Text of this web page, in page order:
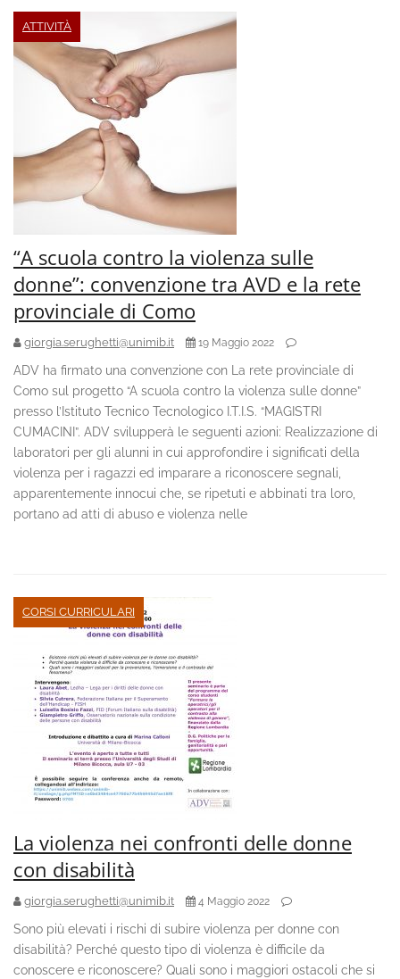
ATTIVITÀ
“A scuola contro la violenza sulle
donne”: convenzione tra AVD e la rete
provinciale di Como
giorgia.serughetti@unimib.it 19 Maggio 2022
ADV ha firmato una convenzione con La rete provinciale di
Como sul progetto “A scuola contro la violenza sulle donne”
presso l’Istituto Tecnico Tecnologico I.T.I.S. “MAGISTRI
CUMACINI”. ADV svilupperà le seguenti azioni: Realizzazione di
laboratori per gli alunni in cui approfondire i significati della
violenza per i ragazzi ed imparare a riconoscere segnali,
apparentemente innocui che, se ripetuti e abbinati tra loro,
portano ad atti di abuso e violenza nelle
CORSI CURRICULARI
La violenza nei confronti delle donne
con disabilità
giorgia.serughetti@unimib.it 4 Maggio 2022
Sono più elevati i rischi di subire violenza per donne con
disabilità? Perché questo tipo di violenza è difficile da
conoscere e riconoscere? Quali sono i maggiori ostacoli che si